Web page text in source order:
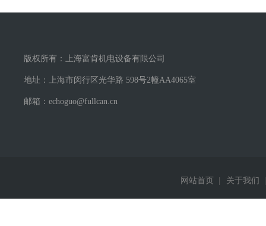
版权所有：上海富肯机电设备有限公司
地址：上海市闵行区光华路 598号2幢AA4065室
邮箱：echoguo@fullcan.cn
网站首页 关于我们